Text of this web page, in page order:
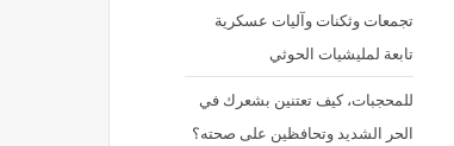
تجمعات وثكنات وآليات عسكرية
تابعة لمليشيات الحوثي
للمحجبات، كيف تعتنين بشعرك في
الحر الشديد وتحافظين على صحته؟